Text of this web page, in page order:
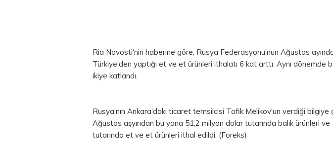
Ria Novosti'nin haberine göre, Rusya Federasyonu'nun Ağustos
Türkiye'den yaptığı et ve et ürünleri ithalatı 6 kat arttı. Aynı dönemde
ikiye katlandı.
Rusya'nın Ankara'daki ticaret temsilcisi Tofik Melikov'un verdiği bilgiye
Ağustos aşyından bu yana 51,2 milyon dolar tutarında balık ürünleri
tutarında et ve et ürünleri ithal edildi. (Foreks)